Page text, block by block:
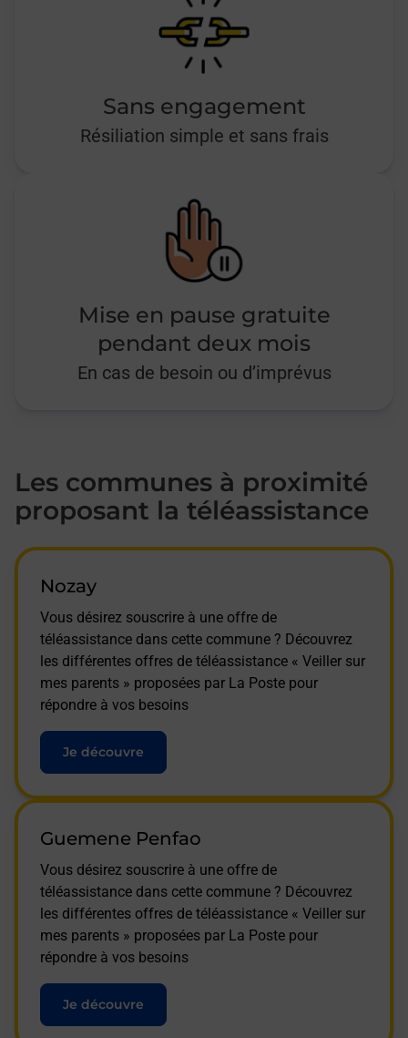
Sans engagement
Résiliation simple et sans frais
Mise en pause gratuite
pendant deux mois
En cas de besoin ou d’imprévus
Les communes à proximité
proposant la téléassistance
Nozay
Vous désirez souscrire à une offre de
téléassistance dans cette commune ? Découvrez
les différentes offres de téléassistance « Veiller sur
mes parents » proposées par La Poste pour
répondre à vos besoins
Je découvre
Guemene Penfao
Vous désirez souscrire à une offre de
téléassistance dans cette commune ? Découvrez
les différentes offres de téléassistance « Veiller sur
mes parents » proposées par La Poste pour
répondre à vos besoins
Je découvre